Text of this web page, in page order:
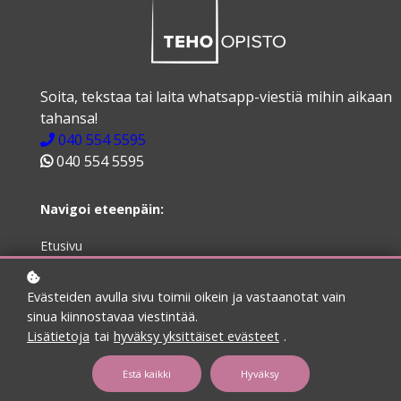
Soita, tekstaa tai laita whatsapp-viestiä mihin aikaan
tahansa!
040 554 5595
040 554 5595
Navigoi eteenpäin:
Etusivu
Ota yhteyttä
Peruutus- ja toimitusehdot
Tietosuojaseloste
Löydä meidät myös:
Evästeiden avulla sivu toimii oikein ja vastaanotat vain
sinua kiinnostavaa viestintää.
Lisätietoja tai hyväksy yksittäiset evästeet .
Estä kaikki Hyväksy